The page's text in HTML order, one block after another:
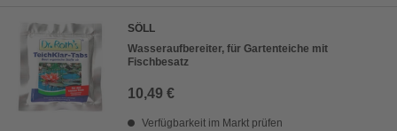
SÖLL
Wasseraufbereiter, für Gartenteiche mit
Fischbesatz
10,49 €
Verfügbarkeit im Markt prüfen